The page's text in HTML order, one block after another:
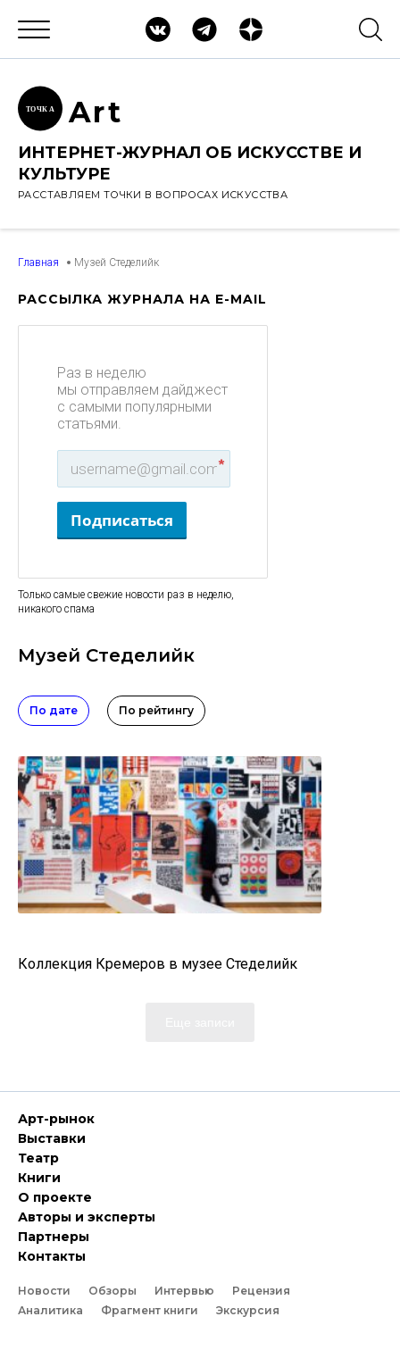
ТОЧК А Art
ИНТЕРНЕТ-ЖУРНАЛ ОБ ИСКУССТВЕ И
КУЛЬТУРЕ
РАССТАВЛЯЕМ ТОЧКИ В ВОПРОСАХ ИСКУССТВА
Главная Музей Стеделийк
РАССЫЛКА ЖУРНАЛА НА E-MAIL
Раз в неделю
мы отправляем дайджест
с самыми популярными
статьями.
*
Подписаться
Только самые свежие новости раз в неделю,
никакого спама
Музей Стеделийк
По дате По рейтингу
Коллекция Кремеров в музее Стеделийк
Арт-рынок
Выставки
Театр
Книги
О проекте
Авторы и эксперты
Партнеры
Контакты
Новости Обзоры Интервью
Рецензия
Аналитика
Фрагмент книги Экскурсия